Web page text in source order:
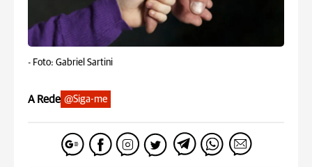
- Foto: Gabriel Sartini
A Rede @Siga-me